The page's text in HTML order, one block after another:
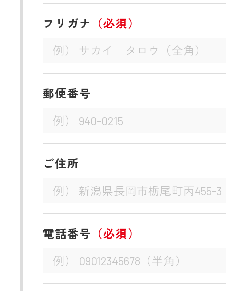
フリガナ （必須）
郵便番号
ご住所
電話番号 （必須）